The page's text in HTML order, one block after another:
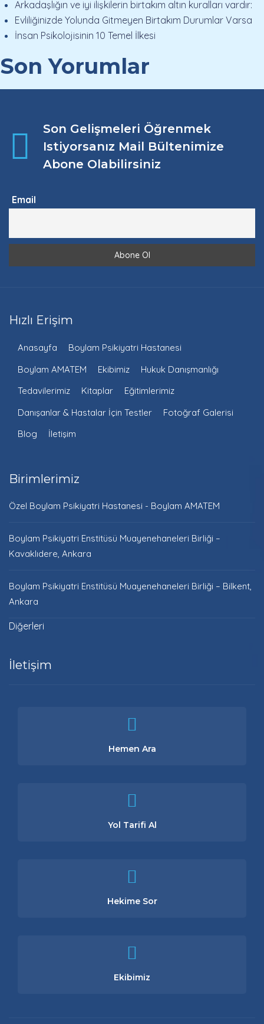
Arkadaşlığın ve iyi ilişkilerin birtakım altın kuralları vardır:
Evliliğinizde Yolunda Gitmeyen Birtakım Durumlar Varsa
İnsan Psikolojisinin 10 Temel İlkesi
Son Yorumlar
Son Gelişmeleri Öğrenmek
Istiyorsanız Mail Bültenimize
Abone Olabilirsiniz
Email
Hızlı Erişim
Anasayfa
Boylam Psikiyatri Hastanesi
Boylam AMATEM
Ekibimiz
Hukuk Danışmanlığı
Tedavilerimiz
Kitaplar
Eğitimlerimiz
Danışanlar & Hastalar İçin Testler
Fotoğraf Galerisi
Blog
İletişim
Birimlerimiz
Özel Boylam Psikiyatri Hastanesi - Boylam AMATEM
Boylam Psikiyatri Enstitüsü Muayenehaneleri Birliği –
Kavaklıdere, Ankara
Boylam Psikiyatri Enstitüsü Muayenehaneleri Birliği – Bilkent,
Ankara
Diğerleri
İletişim
Hemen Ara
Yol Tarifi Al
Hekime Sor
Ekibimiz